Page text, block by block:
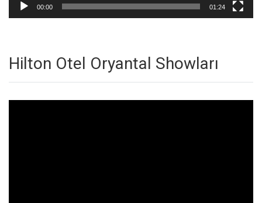
00:00 01:24
Hilton Otel Oryantal Showları